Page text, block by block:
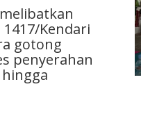
Kendari
gotong
penyerahan